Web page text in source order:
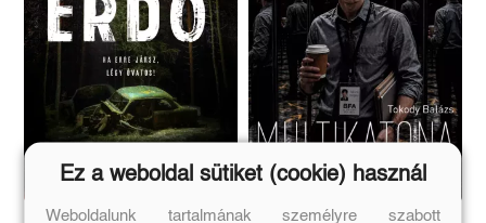
Ez a weboldal sütiket (cookie) használ
Weboldalunk tartalmának személyre szabott